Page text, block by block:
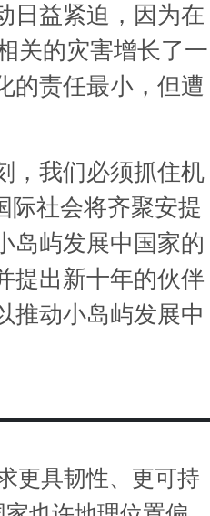
日益紧迫，因为在
关的灾害增长了一
的责任最小，但遭
，我们必须抓住机
际社会将齐聚安提
岛屿发展中国家的
提出新十年的伙伴
推动小岛屿发展中
更具韧性、更可持